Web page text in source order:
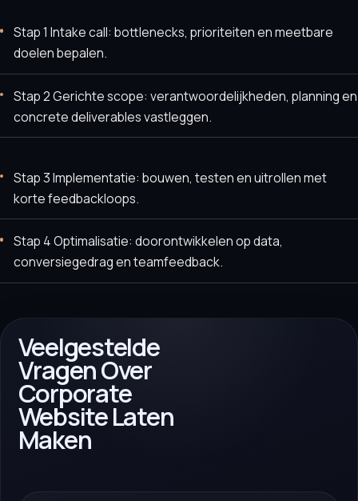
Stap 1 Intake call: bottlenecks, prioriteiten en meetbare
doelen bepalen.
Stap 2 Gerichte scope: verantwoordelijkheden, planning en
concrete deliverables vastleggen.
Stap 3 Implementatie: bouwen, testen en uitrollen met
korte feedbackloops.
Stap 4 Optimalisatie: doorontwikkelen op data,
conversiegedrag en teamfeedback.
Veelgestelde
Vragen Over
Corporate
Website Laten
Maken